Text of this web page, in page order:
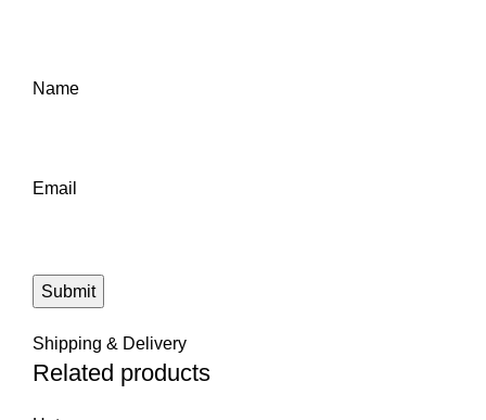
Name
Email
Shipping & Delivery
Related products